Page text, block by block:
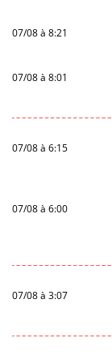
07/08 à 8:21
07/08 à 8:01
07/08 à 6:15
07/08 à 6:00
07/08 à 3:07